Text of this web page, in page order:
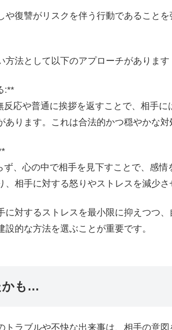
や復讐がリスクを伴う行動であること
方法として以下のアプローチがあります
:**
反応や普通に挨拶を返すことで、相手
あります。これは合法的かつ穏やかな対
、心の中で相手を見下すことで、感
、相手に対する怒りやストレスを減少さ
に対するストレスを最小限に抑えつつ
設的な方法を選ぶことが重要です。
かも…
トラブルや不快な出来事は、相手の意